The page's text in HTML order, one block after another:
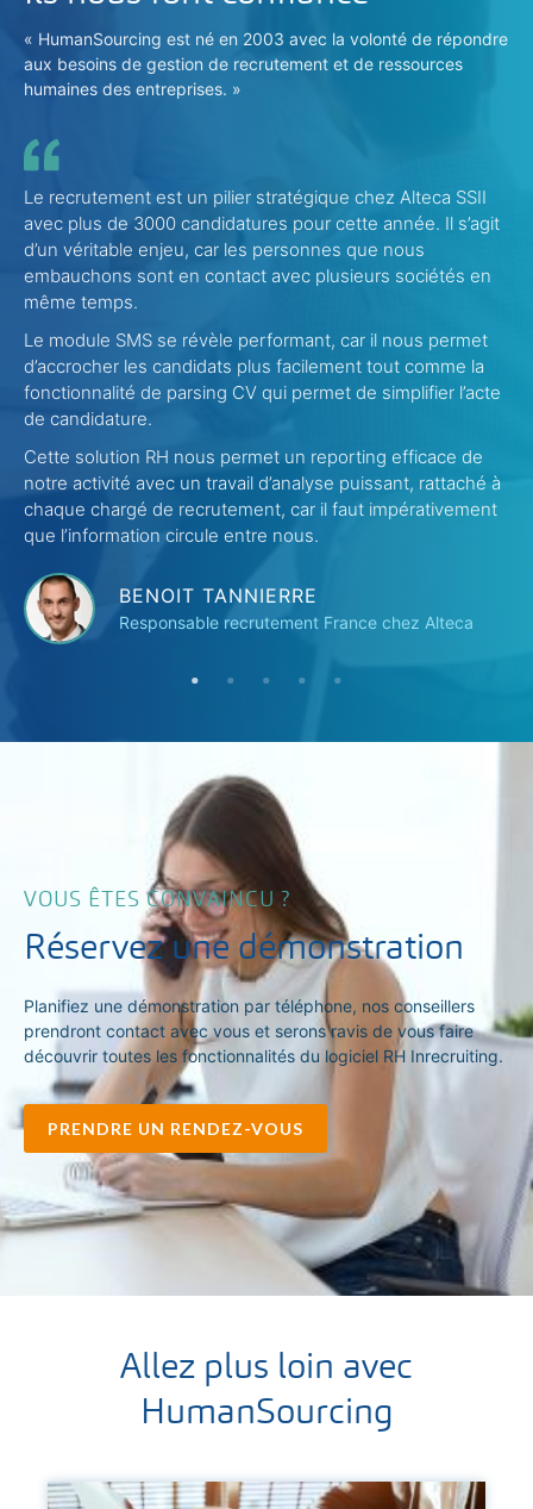
« HumanSourcing est né en 2003 avec la volonté de répondre
aux besoins de gestion de recrutement et de ressources
humaines des entreprises. »
Le recrutement est un pilier stratégique chez Alteca SSII
avec plus de 3000 candidatures pour cette année. Il s’agit
d’un véritable enjeu, car les personnes que nous
embauchons sont en contact avec plusieurs sociétés en
même temps.
Le module SMS se révèle performant, car il nous permet
d’accrocher les candidats plus facilement tout comme la
fonctionnalité de parsing CV qui permet de simplifier l’acte
de candidature.
Cette solution RH nous permet un reporting efficace de
notre activité avec un travail d’analyse puissant, rattaché à
chaque chargé de recrutement, car il faut impérativement
que l’information circule entre nous.
BENOIT TANNIERRE
Responsable recrutement France chez Alteca
l’historique de ses recrutements
CVThèques et jobboards
CAMILLE ARNAUD
Chargée RH de France Air
application
RH
processus de gestion
suivi des
candidatures
DAVID GEORGET
Dirigeant de ES'TETE Hunting Minds
processus RH
espace de gestion du recrutement
développement
de modules spécifiques
FRANÇOISE GRASSA
suivre
toutes les candidatures,
historique des candidatures
classer les différentes candidatures
vivier de CV.
SARAH BUSATTO
Chargée RH chez Oriade Noviale
VOUS ÊTES CONVAINCU ?
Réservez une démonstration
Planifiez une démonstration par téléphone, nos conseillers
prendront contact avec vous et serons ravis de vous faire
découvrir toutes les fonctionnalités du logiciel RH Inrecruiting.
PRENDRE UN RENDEZ-VOUS
Allez plus loin avec
HumanSourcing